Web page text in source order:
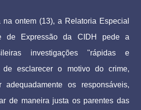
ontem (13), a Relatoria Especial
de Expressão da CIDH pede a
investigações "rápidas e
esclarecer o motivo do crime,
os responsáveis,
de maneira justa os parentes das